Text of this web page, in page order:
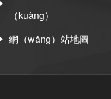
（kuàng）
網（wǎng）站地圖